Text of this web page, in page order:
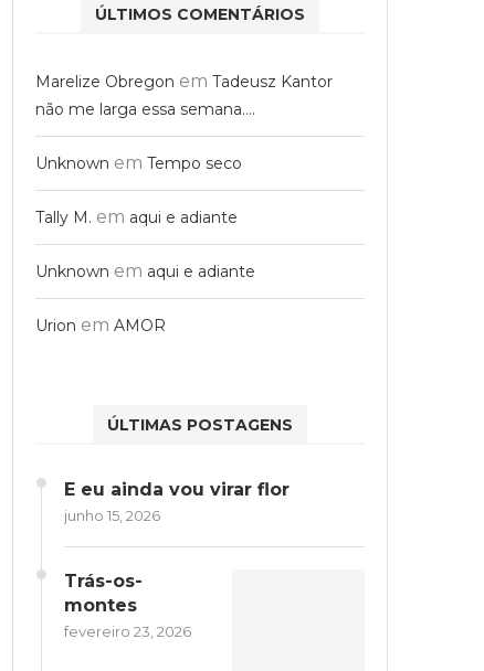
ÚLTIMOS COMENTÁRIOS
Marelize Obregon em Tadeusz Kantor
não me larga essa semana….
Unknown em Tempo seco
Tally M. em aqui e adiante
Unknown em aqui e adiante
Urion em AMOR
ÚLTIMAS POSTAGENS
E eu ainda vou virar flor
junho 15, 2026
Trás-os-
montes
fevereiro 23, 2026